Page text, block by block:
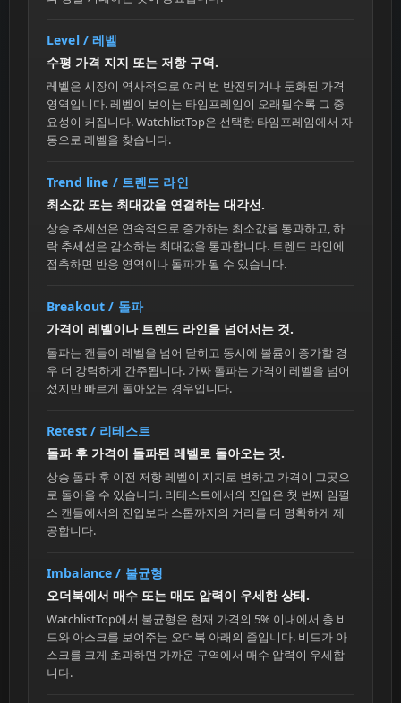
Level / 레벨
수평 가격 지지 또는 저항 구역.
레벨은 시장이 역사적으로 여러 번 반전되거나 둔화된 가격
영역입니다. 레벨이 보이는 타임프레임이 오래될수록 그 중
요성이 커집니다. WatchlistTop은 선택한 타임프레임에서 자
동으로 레벨을 찾습니다.
Trend line / 트렌드 라인
최소값 또는 최대값을 연결하는 대각선.
상승 추세선은 연속적으로 증가하는 최소값을 통과하고, 하
락 추세선은 감소하는 최대값을 통과합니다. 트렌드 라인에
접촉하면 반응 영역이나 돌파가 될 수 있습니다.
Breakout / 돌파
가격이 레벨이나 트렌드 라인을 넘어서는 것.
돌파는 캔들이 레벨을 넘어 닫히고 동시에 볼륨이 증가할 경
우 더 강력하게 간주됩니다. 가짜 돌파는 가격이 레벨을 넘어
섰지만 빠르게 돌아오는 경우입니다.
Retest / 리테스트
돌파 후 가격이 돌파된 레벨로 돌아오는 것.
상승 돌파 후 이전 저항 레벨이 지지로 변하고 가격이 그곳으
로 돌아올 수 있습니다. 리테스트에서의 진입은 첫 번째 임펄
스 캔들에서의 진입보다 스톱까지의 거리를 더 명확하게 제
공합니다.
Imbalance / 불균형
오더북에서 매수 또는 매도 압력이 우세한 상태.
WatchlistTop에서 불균형은 현재 가격의 5% 이내에서 총 비
드와 아스크를 보여주는 오더북 아래의 줄입니다. 비드가 아
스크를 크게 초과하면 가까운 구역에서 매수 압력이 우세합
니다.